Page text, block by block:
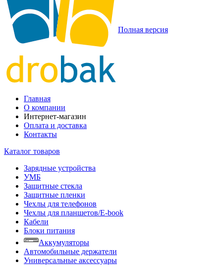
Полная версия
Главная
О компании
Интернет-магазин
Оплата и доставка
Контакты
Каталог товаров
Зарядные устройства
УМБ
Защитные стекла
Защитные пленки
Чехлы для телефонов
Чехлы для планшетов/E-book
Кабели
Блоки питания
Аккумуляторы
Автомобильные держатели
Универсальные аксессуары